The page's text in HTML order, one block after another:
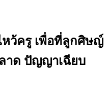
ว้ครู เพื่อที่ลูกศิษญ์
าด ปัญญาเฉียบ